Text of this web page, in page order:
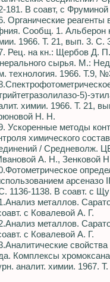
181. В соавт, с
Органические реагенты
Сообщ. 1. Альберон
1966. Т. 21, вып. 3. С.
Рец. на кн.: Щербов Д.
сырья. М.:
технология. 1966. Т.9,
5)-
химии. 1966. Т. 21,
Н. Н.
Ускоренные методы
химического
/ Средневолж.
А. Н., Зенковой
арсеназо
1136-1138. В соавт. с
металлов.
с Ковалевой А. Г.
металлов.
с Ковалевой А. Г.
Комплексы
аналит. химии. 1967.